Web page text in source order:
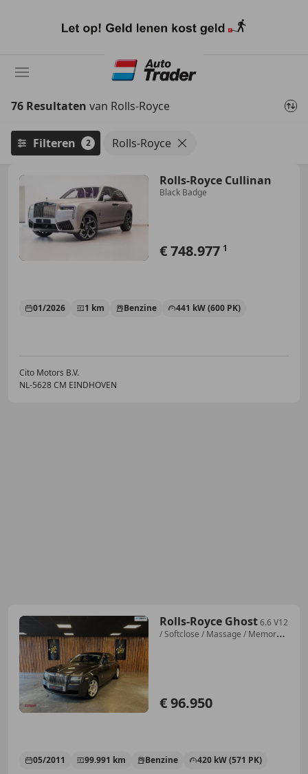
naar
76 Resultaten van Rolls-Royce
Filteren 2 Rolls-Royce
Rolls-Royce Cullinan
Black Badge
€ 748.977 1
01/2026 1 km Benzine 441 kW (600 PK)
Cito Motors B.V.
NL-5628 CM EINDHOVEN
Rolls-Royce Ghost6.6 V12
/ Softclose / Massage / Memory /
€ 96.950
05/2011 99.991 km Benzine 420 kW (571 PK)